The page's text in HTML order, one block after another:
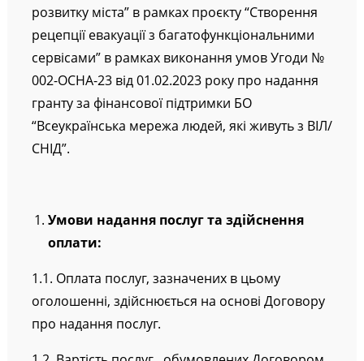
розвитку міста” в рамках проєкту “Створення
рецепції евакуації з багатофункціональними
сервісами” в рамках виконання умов Угоди №
002-OCHA-23 від 01.02.2023 року про надання
гранту за фінансової підтримки БО
“Всеукраїнська мережа людей, які живуть з ВІЛ/
СНІД”.
Умови надання послуг та здійснення
оплати:
1.1. Оплата послуг, зазначених в цьому
оголошенні, здійснюється на основі Договору
про надання послуг.